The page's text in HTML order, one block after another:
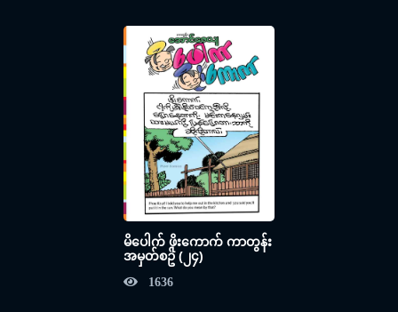
မိပေါက် ဖိုးကောက် ကာတွန်း
အမှတ်စဥ် (၂၄)
1636